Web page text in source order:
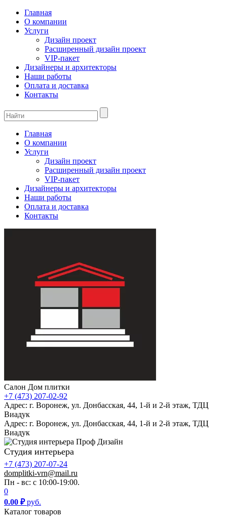
Главная
О компании
Услуги
Дизайн проект
Расширенный дизайн проект
VIP-пакет
Дизайнеры и архитекторы
Наши работы
Оплата и доставка
Контакты
Главная
О компании
Услуги
Дизайн проект
Расширенный дизайн проект
VIP-пакет
Дизайнеры и архитекторы
Наши работы
Оплата и доставка
Контакты
Салон Дом плитки
+7 (473) 207-02-92
Адрес: г. Воронеж, ул. Донбасская, 44, 1-й и 2-й этаж, ТДЦ
Виадук
Адрес: г. Воронеж, ул. Донбасская, 44, 1-й и 2-й этаж, ТДЦ
Виадук
Студия интерьера
+7 (473) 207-07-24
domplitki-vrn@mail.ru
Пн - вс: с 10:00-19:00.
0
0.00 ₽руб.
Каталог товаров